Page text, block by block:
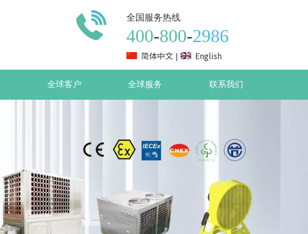
全国服务热线
400-800-2986
简体中文 | English
全球客户 全球服务 联系我们